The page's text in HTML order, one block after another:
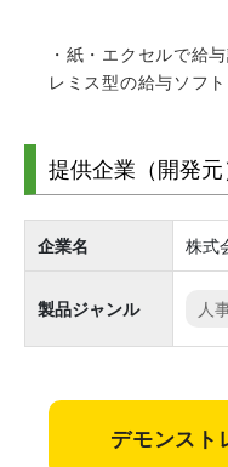
・紙・エクセルで給
レミス型の給与ソフ
提供企業（開発元
企業名 株式
製品ジャンル 人
デモンスト